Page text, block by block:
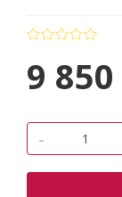
9 850
-